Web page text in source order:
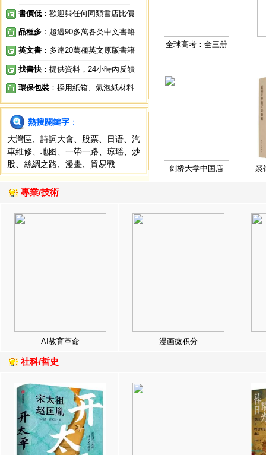
書價低 ：歡迎與任何同類書店比價
品種多 ：超過90多萬各类中文書籍
英文書 ：多達20萬種英文原版書籍
找書快 ：提供資料，24小時內反饋
環保包裝 ：採用紙箱、氣泡紙材料
熱搜關鍵字 ：
大灣區
詩詞大會 股票 日语
汽
車維修
地图 一帶一路 琼瑶
炒
股
絲綢之路 漫畫 貿易戰
全球高考：全三册
剑桥大学中国庙 裘
專業/技術
AI教育革命 漫画微积分
社科/哲史